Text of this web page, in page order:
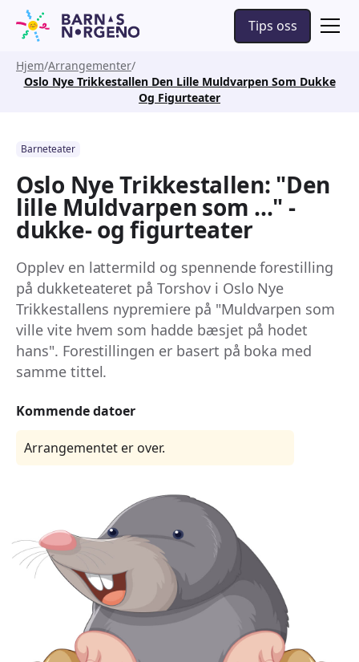
Tips oss
Hjem Arrangementer
Oslo Nye Trikkestallen Den Lille Muldvarpen Som Dukke
Og Figurteater
Barneteater
Oslo Nye Trikkestallen: "Den
lille Muldvarpen som ..." -
dukke- og figurteater
Opplev en lattermild og spennende forestilling
på dukketeateret på Torshov i Oslo Nye
Trikkestallens nypremiere på "Muldvarpen som
ville vite hvem som hadde bæsjet på hodet
hans". Forestillingen er basert på boka med
samme tittel.
Kommende datoer
Arrangementet er over.